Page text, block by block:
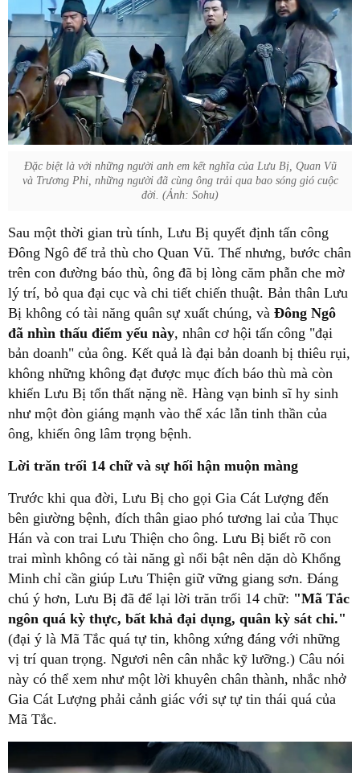
Đặc biệt là với những người anh em kết nghĩa của Lưu Bị, Quan Vũ
và Trương Phi, những người đã cùng ông trải qua bao sóng gió cuộc
đời. (Ảnh: Sohu)
Sau một thời gian trù tính, Lưu Bị quyết định tấn công
Đông Ngô để trả thù cho Quan Vũ. Thế nhưng, bước chân
trên con đường báo thù, ông đã bị lòng căm phẫn che mờ
lý trí, bỏ qua đại cục và chi tiết chiến thuật. Bản thân Lưu
Bị không có tài năng quân sự xuất chúng, và Đông Ngô
đã nhìn thấu điểm yếu này, nhân cơ hội tấn công "đại
bản doanh" của ông. Kết quả là đại bản doanh bị thiêu rụi,
không những không đạt được mục đích báo thù mà còn
khiến Lưu Bị tổn thất nặng nề. Hàng vạn binh sĩ hy sinh
như một đòn giáng mạnh vào thể xác lẫn tinh thần của
ông, khiến ông lâm trọng bệnh.
Lời trăn trối 14 chữ và sự hối hận muộn màng
Trước khi qua đời, Lưu Bị cho gọi Gia Cát Lượng đến
bên giường bệnh, đích thân giao phó tương lai của Thục
Hán và con trai Lưu Thiện cho ông. Lưu Bị biết rõ con
trai mình không có tài năng gì nổi bật nên dặn dò Khổng
Minh chỉ cần giúp Lưu Thiện giữ vững giang sơn. Đáng
chú ý hơn, Lưu Bị đã để lại lời trăn trối 14 chữ: "Mã Tắc
ngôn quá kỳ thực, bất khả đại dụng, quân kỳ sát chi."
(đại ý là Mã Tắc quá tự tin, không xứng đáng với những
vị trí quan trọng. Ngươi nên cân nhắc kỹ lưỡng.) Câu nói
này có thể xem như một lời khuyên chân thành, nhắc nhở
Gia Cát Lượng phải cảnh giác với sự tự tin thái quá của
Mã Tắc.